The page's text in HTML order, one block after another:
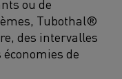
ou de
Tubothal®
des intervalles
de